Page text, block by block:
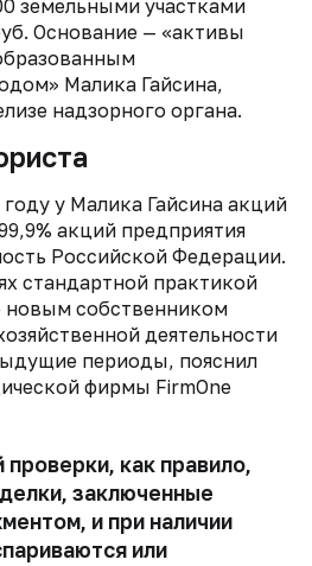
земельными участками
Основание — «активы
Малика Гайсина,
надзорного органа.
году у Малика Гайсина акций
акций предприятия
Российской Федерации.
стандартной практикой
новым собственником
деятельности
периоды, пояснил
фирмы FirmOne
проверки, как правило,
заключенные
и при наличии
или